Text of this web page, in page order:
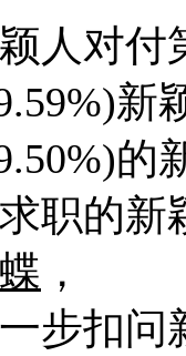
人对付
新
的
职的新
，
步扣问